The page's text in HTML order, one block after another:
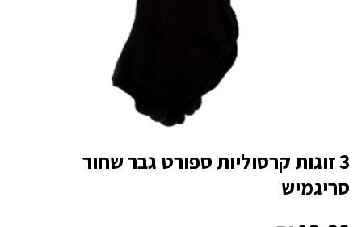
3 זוגות קרסוליות ספורט גבר שחור
סריגמיש